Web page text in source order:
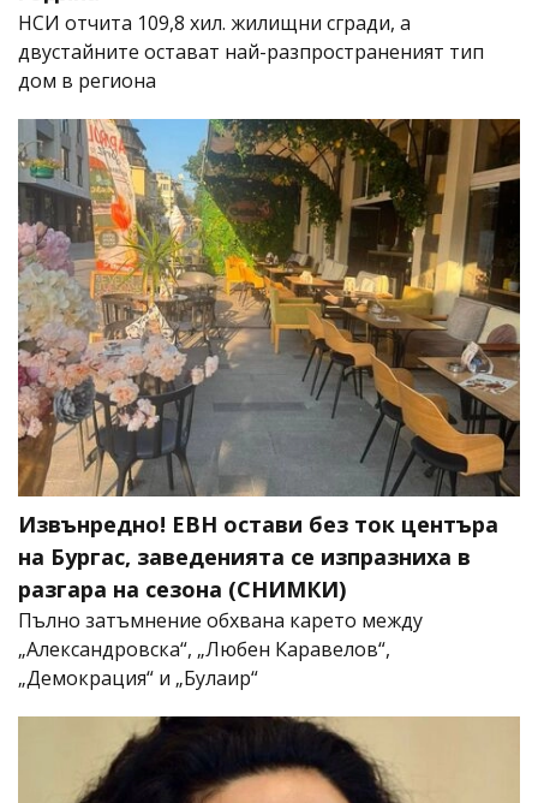
НСИ отчита 109,8 хил. жилищни сгради, а
двустайните остават най-разпространеният тип
дом в региона
Извънредно! ЕВН остави без ток центъра
на Бургас, заведенията се изпразниха в
разгара на сезона (СНИМКИ)
Пълно затъмнение обхвана карето между
„Александровска“, „Любен Каравелов“,
„Демокрация“ и „Булаир“